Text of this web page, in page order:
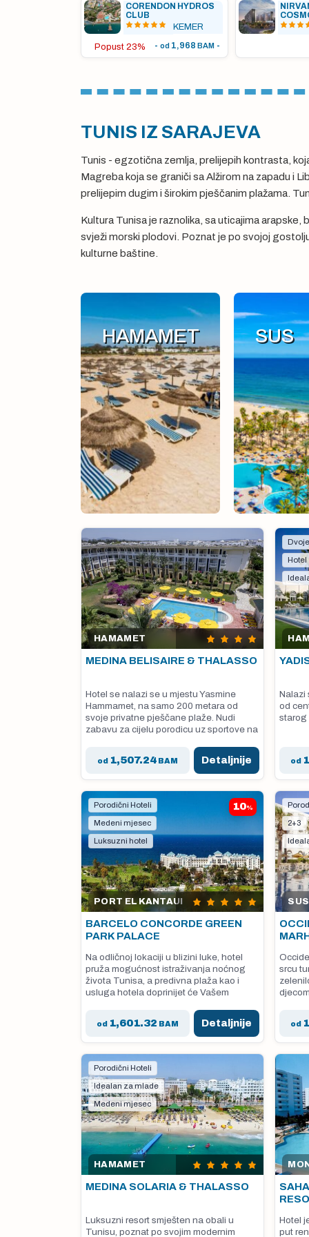
CORENDON HYDROS
CLUB
KEMER
Popust 23% - od 1,968 BAM -
TUNIS IZ SARAJEVA
Tunis - egzotična zemlja, prelijepih kontrasta,
Magreba koja se graniči sa Alžirom na zapadu i
prelijepim dugim i širokim pješčanim plažama.
Kultura Tunisa je raznolika, sa uticajima
svježi morski plodovi. Poznat je po svojoj
kulturne baštine.
HAMAMET SUS
HAMAMET
MEDINA BELISAIRE & THALASSO
Hotel se nalazi se u mjestu Yasmine
Hammamet, na samo 200 metara od
svoje privatne pješčane plaže. Nudi
zabavu za cijelu porodicu uz sportove na
od 1,507.24 BAM Detaljnije
Hotel
Nalazi
od
starog
od
Porodični Hoteli
Medeni mjesec
Luksuzni hotel
10%
PORT EL KANTAUI
BARCELO CONCORDE GREEN
PARK PALACE
Na odličnoj lokaciji u blizini luke, hotel
pruža mogućnost istraživanja noćnog
života Tunisa, a predivna plaža kao i
usluga hotela doprinijet će Vašem
od 1,601.32 BAM Detaljnije
2+3
SUS
srcu
od
Porodični Hoteli
Idealan za mlade
Medeni mjesec
HAMAMET
MEDINA SOLARIA & THALASSO
Luksuzni resort smješten na obali u
Tunisu, poznat po svojim modernim
Hotel
put